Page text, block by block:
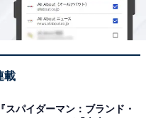
載
『スパイダーマン：ブランド・